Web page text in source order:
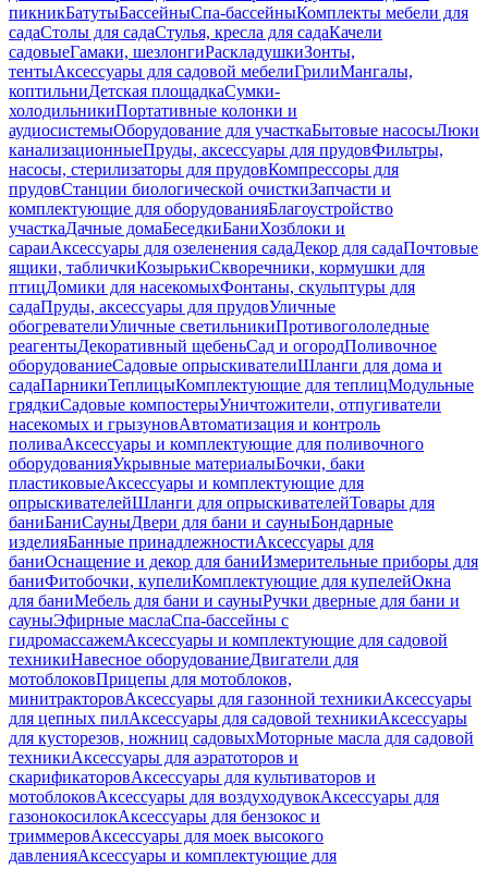
пикникБатутыБассейныСпа-бассейныКомплекты мебели для
садаСтолы для садаСтулья, кресла для садаКачели
садовыеГамаки, шезлонгиРаскладушкиЗонты,
тентыАксессуары для садовой мебелиГрилиМангалы,
коптильниДетская площадкаСумки-
холодильникиПортативные колонки и
аудиосистемыОборудование для участкаБытовые насосыЛюки
канализационныеПруды, аксессуары для прудовФильтры,
насосы, стерилизаторы для прудовКомпрессоры для
прудовСтанции биологической очисткиЗапчасти и
комплектующие для оборудованияБлагоустройство
участкаДачные домаБеседкиБаниХозблоки и
сараиАксессуары для озеленения садаДекор для садаПочтовые
ящики, табличкиКозырькиСкворечники, кормушки для
птицДомики для насекомыхФонтаны, скульптуры для
садаПруды, аксессуары для прудовУличные
обогревателиУличные светильникиПротивогололедные
реагентыДекоративный щебеньСад и огородПоливочное
оборудованиеСадовые опрыскивателиШланги для дома и
садаПарникиТеплицыКомплектующие для теплицМодульные
грядкиСадовые компостерыУничтожители, отпугиватели
насекомых и грызуновАвтоматизация и контроль
поливаАксессуары и комплектующие для поливочного
оборудованияУкрывные материалыБочки, баки
пластиковыеАксессуары и комплектующие для
опрыскивателейШланги для опрыскивателейТовары для
баниБаниСауныДвери для бани и сауныБондарные
изделияБанные принадлежностиАксессуары для
баниОснащение и декор для баниИзмерительные приборы для
баниФитобочки, купелиКомплектующие для купелейОкна
для баниМебель для бани и сауныРучки дверные для бани и
сауныЭфирные маслаСпа-бассейны с
гидромассажемАксессуары и комплектующие для садовой
техникиНавесное оборудованиеДвигатели для
мотоблоковПрицепы для мотоблоков,
минитракторовАксессуары для газонной техникиАксессуары
для цепных пилАксессуары для садовой техникиАксессуары
для кусторезов, ножниц садовыхМоторные масла для садовой
техникиАксессуары для аэратоторов и
скарификаторовАксессуары для культиваторов и
мотоблоковАксессуары для воздуходувокАксессуары для
газонокосилокАксессуары для бензокос и
триммеровАксессуары для моек высокого
давленияАксессуары и комплектующие для